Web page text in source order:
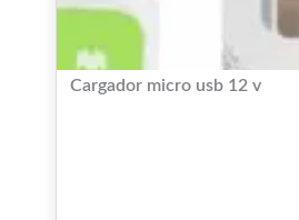
Cargador micro usb 12 v